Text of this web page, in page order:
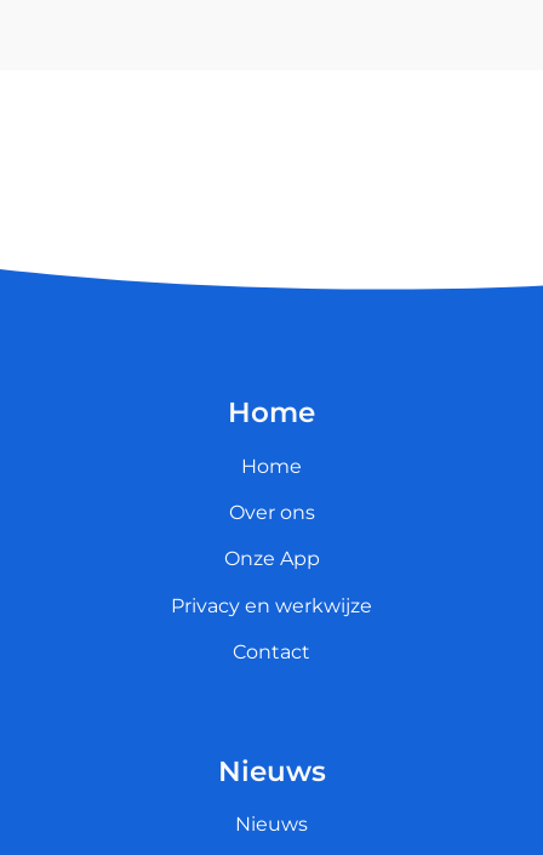
Home
Home
Over ons
Onze App
Privacy en werkwijze
Contact
Nieuws
Nieuws